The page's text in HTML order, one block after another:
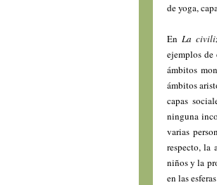
de yoga,
En La
ejemplos
ámbitos
ámbitos
capas
ninguna
varias
respecto, la
niños y la
en las